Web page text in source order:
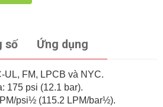
số Ứng dụng
UL, FM, LPCB và NYC.
175 psi (12.1 bar).
psi½ (115.2 LPM/bar½).